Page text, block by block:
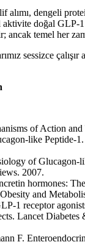
alımı, dengeli
doğal GLP-1
temel her
sessizce çalışır
of Action and
like Peptide-
of Glucagon-
2007.
hormones:
and
1 receptor
Lancet
F.